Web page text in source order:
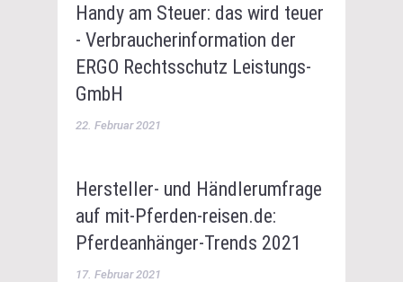
Handy am Steuer: das wird teuer
- Verbraucherinformation der
ERGO Rechtsschutz Leistungs-
GmbH
22. Februar 2021
Hersteller- und Händlerumfrage
auf mit-Pferden-reisen.de:
Pferdeanhänger-Trends 2021
17. Februar 2021